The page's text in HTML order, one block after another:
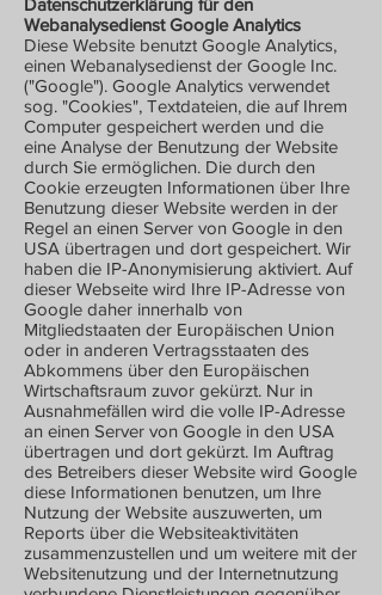
Datenschutzerklärung für den
Webanalysedienst Google Analytics
Diese Website benutzt Google Analytics,
einen Webanalysedienst der Google Inc.
("Google"). Google Analytics verwendet
sog. "Cookies", Textdateien, die auf Ihrem
Computer gespeichert werden und die
eine Analyse der Benutzung der Website
durch Sie ermöglichen. Die durch den
Cookie erzeugten Informationen über Ihre
Benutzung dieser Website werden in der
Regel an einen Server von Google in den
USA übertragen und dort gespeichert. Wir
haben die IP-Anonymisierung aktiviert. Auf
dieser Webseite wird Ihre IP-Adresse von
Google daher innerhalb von
Mitgliedstaaten der Europäischen Union
oder in anderen Vertragsstaaten des
Abkommens über den Europäischen
Wirtschaftsraum zuvor gekürzt. Nur in
Ausnahmefällen wird die volle IP-Adresse
an einen Server von Google in den USA
übertragen und dort gekürzt. Im Auftrag
des Betreibers dieser Website wird Google
diese Informationen benutzen, um Ihre
Nutzung der Website auszuwerten, um
Reports über die Websiteaktivitäten
zusammenzustellen und um weitere mit der
Websitenutzung und der Internetnutzung